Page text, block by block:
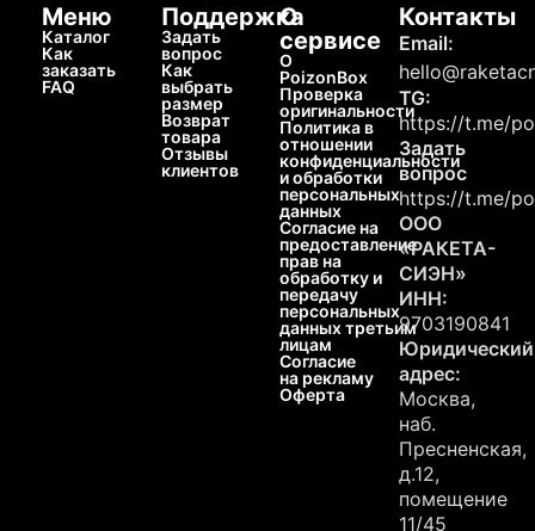
Меню
Каталог
Как
заказать
FAQ
Поддержка
Задать
вопрос
Как
выбрать
размер
Возврат
товара
Отзывы
клиентов
О
сервисе
О
PoizonBox
Проверка
оригинальности
Политика в
отношении
конфиденциальности
и обработки
персональных
данных
Согласие на
предоставление
прав на
обработку и
передачу
персональных
данных третьим
лицам
Согласие
на рекламу
Оферта
Контакты
Email:
TG:
https://t.me/
Задать
вопрос
https://t.me/
ООО
«РАКЕТА-
СИЭН»
ИНН:
9703190841
Юридический
адрес:
Москва,
наб.
Пресненская,
д.12,
помещение
11/45